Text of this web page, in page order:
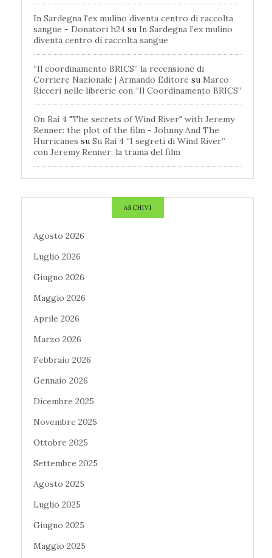
In Sardegna l'ex mulino diventa centro di raccolta
sangue - Donatori h24 su In Sardegna l’ex mulino
diventa centro di raccolta sangue
“Il coordinamento BRICS” la recensione di
Corriere Nazionale | Armando Editore su Marco
Ricceri nelle librerie con “Il Coordinamento BRICS”
On Rai 4 "The secrets of Wind River" with Jeremy
Renner: the plot of the film - Johnny And The
Hurricanes su Su Rai 4 “I segreti di Wind River”
con Jeremy Renner: la trama del film
ARCHIVI
Agosto 2026
Luglio 2026
Giugno 2026
Maggio 2026
Aprile 2026
Marzo 2026
Febbraio 2026
Gennaio 2026
Dicembre 2025
Novembre 2025
Ottobre 2025
Settembre 2025
Agosto 2025
Luglio 2025
Giugno 2025
Maggio 2025